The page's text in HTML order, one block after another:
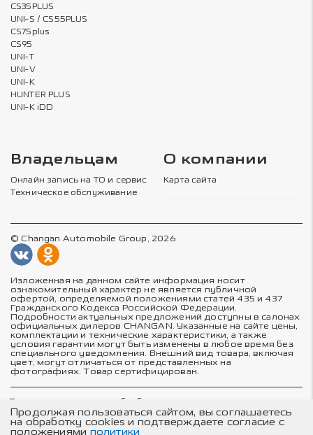
CS35PLUS
UNI-S / CS55PLUS
CS75plus
CS95
UNI-T
UNI-V
UNI-K
HUNTER PLUS
UNI-K iDD
Владельцам
Онлайн запись на ТО и сервис
Техническое обслуживание
О компании
Карта сайта
© Changan Automobile Group, 2026
Изложенная на данном сайте информация носит
ознакомительный характер не является публичной
офертой, определяемой положениями статей 435 и 437
Гражданского Кодекса Российской Федерации.
Подробности актуальных предложений доступны в салонах
официальных дилеров CHANGAN. Указанные на сайте цены,
комплектации и технические характеристики, а также
условия гарантии могут быть изменены в любое время без
специального уведомления. Внешний вид товара, включая
цвет, могут отличаться от представленных на
фотографиях. Товар сертифицирован.
Политика в отношении обработки персональных данных
Политика конфиденциальности
Согласие на обработку персональных данных
Соглашение об использовании cookie-файлов
Продолжая пользоваться сайтом, вы соглашаетесь
на обработку cookies и подтверждаете согласие с
положениями политики